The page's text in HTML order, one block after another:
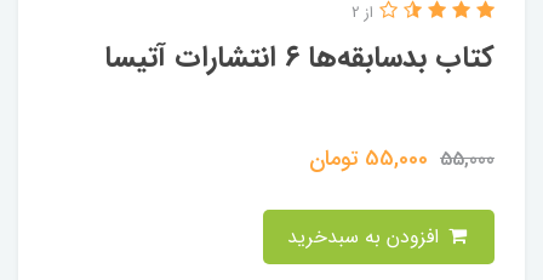
کتاب بدسابقه‌ها ۶ انتشارات‌ آتیسا
از 2
55,000
55,000 تومان